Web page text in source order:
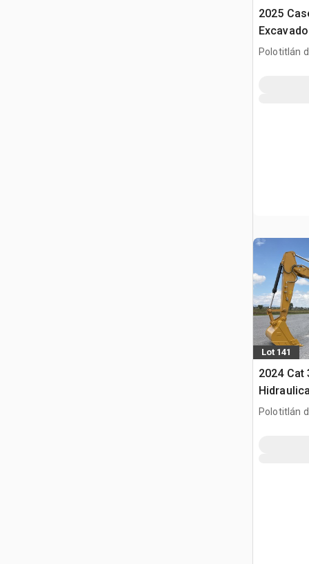
2025
Usar) /
Polotitlán
Lot 141
2024 Cat
Polotitlán